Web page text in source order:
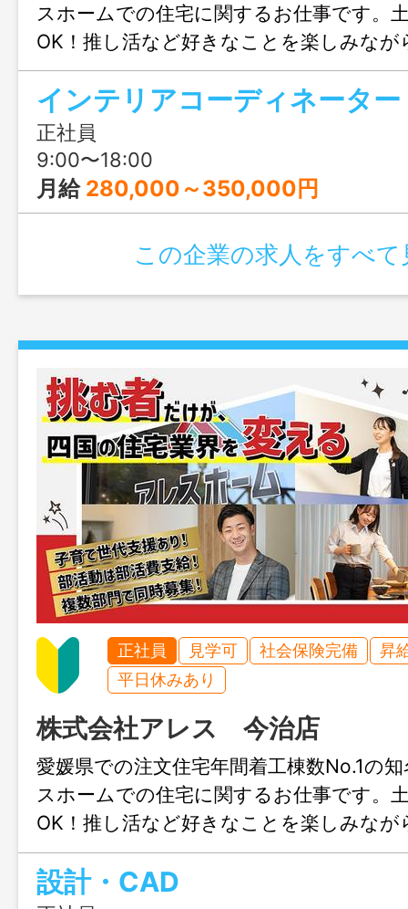
スホームでの住宅に関するお仕事です。
OK！推し活など好きなことを楽しみな
きます♪結婚や出産のタイミングでも安心
も充実！人生設計が変わっても安定して
リアチェンジしてみませんか？職場見学
ます！
インテリアコーディネーター
正社員
9:00〜18:00
月給 280,000～350,000円
この企業の求人をすべて
正社員 見学可 社会保険完備
昇
平日休みあり
株式会社アレス 今治店
愛媛県での注文住宅年間着工棟数No.1の
スホームでの住宅に関するお仕事です。
OK！推し活など好きなことを楽しみな
きます♪結婚や出産のタイミングでも安心
も充実！人生設計が変わっても安定して
設計・CAD